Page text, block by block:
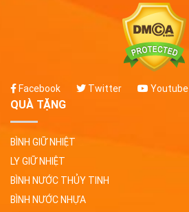
Facebook Twitter Youtube
QUÀ TẶNG
BÌNH GIỮ NHIỆT
LY GIỮ NHIỆT
BÌNH NƯỚC THỦY TINH
BÌNH NƯỚC NHỰA